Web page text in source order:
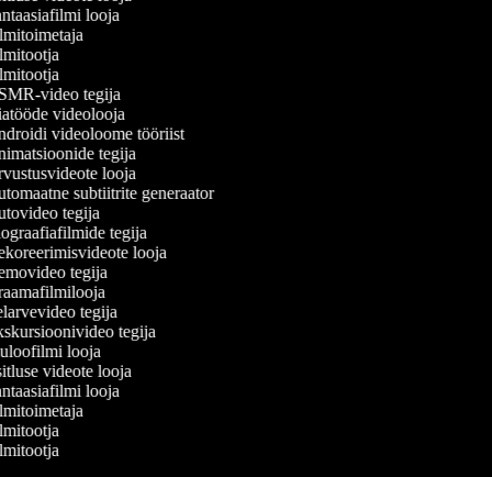
looja
video tegija
videolooja
videoloome tööriist
tegija
looja
subtiitrite generaator
tegija
tegija
looja
tegija
tegija
tegija
looja
videote looja
looja